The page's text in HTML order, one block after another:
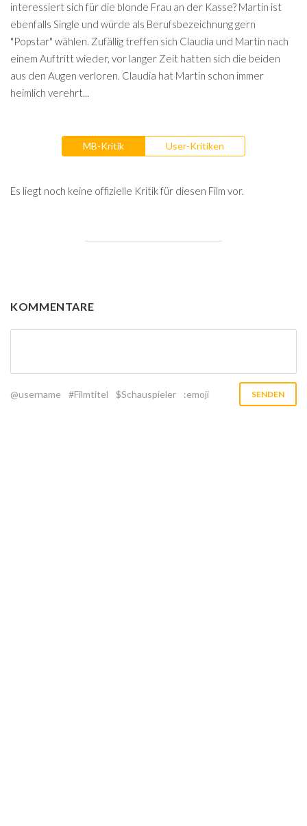
interessiert sich für die blonde Frau an der Kasse? Martin ist
ebenfalls Single und würde als Berufsbezeichnung gern
"Popstar" wählen. Zufällig treffen sich Claudia und Martin nach
einem Auftritt wieder, vor langer Zeit hatten sich die beiden
aus den Augen verloren. Claudia hat Martin schon immer
heimlich verehrt...
MB-Kritik User-Kritiken
Es liegt noch keine offizielle Kritik für diesen Film vor.
KOMMENTARE
@username #Filmtitel $Schauspieler :emoji